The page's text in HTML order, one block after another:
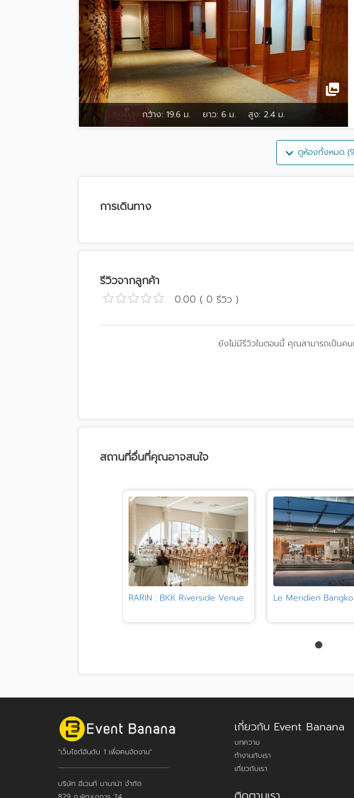
กว้าง: 19.6 ม. ยาว: 6 ม. สูง: 2.4 ม.
ดูห้องทั้งหมด
การเดินทาง
รีวิวจากลูกค้า
0.00 ( 0 รีวิว )
ยังไม่มีรีวิวในตอนนี้ คุณสามารถเป็นค
สถานที่อื่นที่คุณอาจสนใจ
RARIN : BKK Riverside Venue Le Meridien
"เว็บไซต์อันดับ 1 เพื่อคนจัดงาน"
บริษัท อีเวนท์ บานาน่า จำกัด
เกี่ยวกับ Event Banana
บทความ
ทำงานกับเรา
เกี่ยวกับเรา